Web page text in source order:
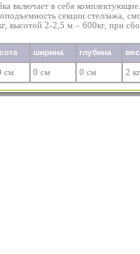
включает в себя
секции стеллажа,
высотой 2-2,5 м – 600кг, при
ширина глубина вес
см 0 см 0 см 2 кг